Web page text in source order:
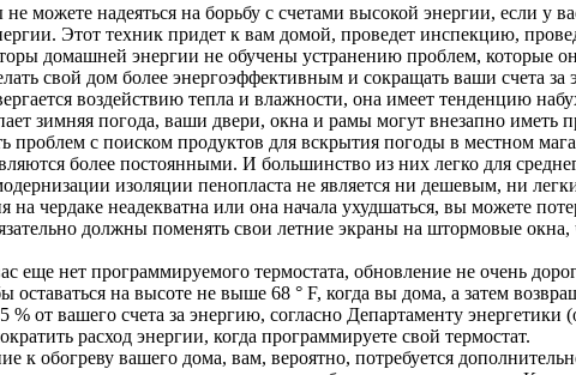
можете надеяться на борьбу с счетами высокой энергии, если у
Этот техник придет к вам домой, проведет инспекцию,
домашней энергии не обучены устранению проблем, которые
свой дом более энергоэффективным и сокращать ваши счета за
воздействию тепла и влажности, она имеет тенденцию
зимняя погода, ваши двери, окна и рамы могут внезапно иметь
проблем с поиском продуктов для вскрытия погоды в местном
более постоянными. И большинство из них легко для
изоляции пенопласта не является ни дешевым, ни
на чердаке неадекватна или она начала ухудшаться, вы можете
должны поменять свои летние экраны на штормовые
еще нет программируемого термостата, обновление не очень
оставаться на высоте не выше 68 ° F, когда вы дома, а затем
% от вашего счета за энергию, согласно Департаменту
расход энергии, когда программируете свой термостат.
к обогреву вашего дома, вам, вероятно, потребуется